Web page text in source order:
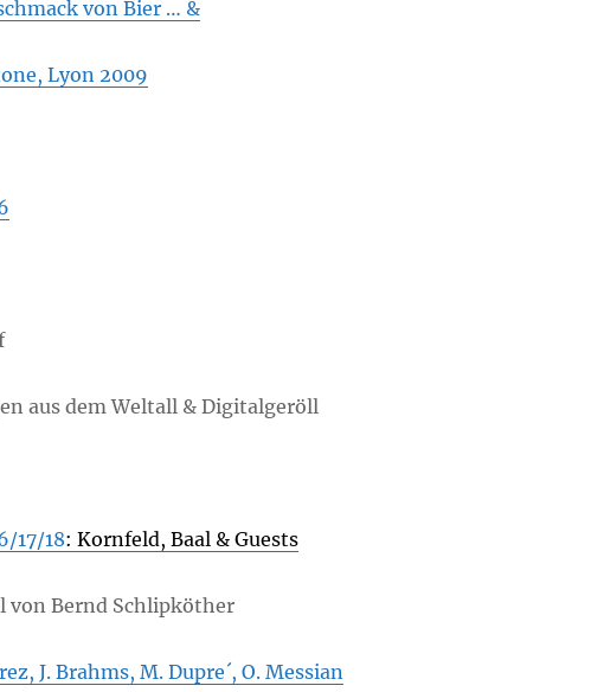
von Bier … &
Lyon 2009
aus dem Weltall & Digitalgeröll
17/18: Kornfeld, Baal & Guests
von Bernd Schlipköther
J. Brahms, M. Dupre´, O. Messian